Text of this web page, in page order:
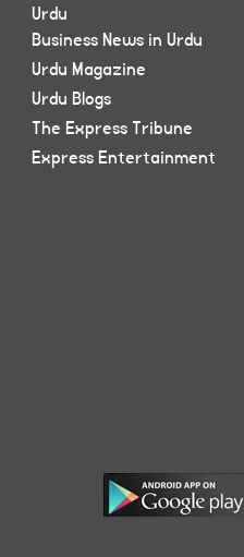
Urdu
Business News in Urdu
Urdu Magazine
Urdu Blogs
The Express Tribune
Express Entertainment